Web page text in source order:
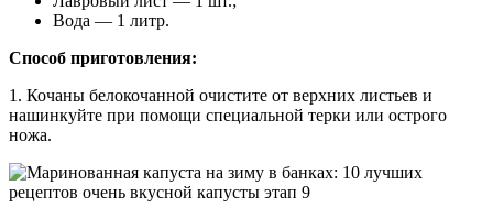
Вода — 1 литр.
Способ приготовления:
1. Кочаны белокочанной очистите от верхних листьев и
нашинкуйте при помощи специальной терки или острого
ножа.